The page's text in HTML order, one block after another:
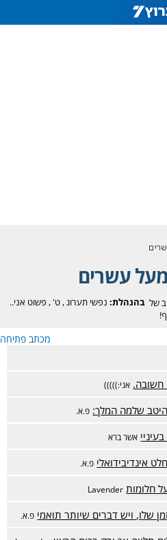
עשרים
בהנהלת: נפשי תערוג,ט', פשוט אני..
של
מכתב פתיחה
חשובה. אני:)))))
היטב שלמה המלך: פ.א.
אשר ברא
אינדיבידואלי פ.א.
חלומות Lavender
שלו, ויש דברים שיותר תואמי פ.א.